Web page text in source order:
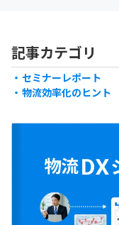
にとって重要な運送契
られ、業務運営やリス
対応が求められるよう
そこで本記事では、標
企業への影響について
記事カテゴリ
セミナーレポート
物流効率化のヒント